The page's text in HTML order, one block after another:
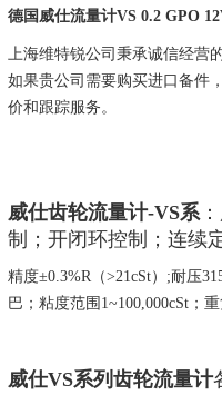
德国威仕流量计VS 0.2 GPO
上海维特锐公司秉承诚信经营
如果贵公司需要购买进口备件
价和跟踪服务。
威仕齿轮流量计-VS系
制；开闭环控制；连续
精度±0.3%R（>21cSt）;耐压
巴；粘度范围1~100,000cSt；
威仕VS系列齿轮流量计